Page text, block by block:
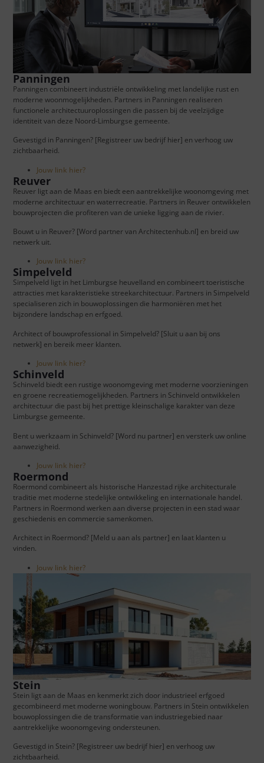
Panningen
Panningen combineert industriële ontwikkeling met landelijke rust en
moderne woonmogelijkheden. Partners in Panningen realiseren
functionele architectuuroplossingen die passen bij de veelzijdige
identiteit van deze Noord-Limburgse gemeente.
Gevestigd in Panningen? [Registreer uw bedrijf hier] en verhoog uw
zichtbaarheid.
Jouw link hier?
Reuver
Reuver ligt aan de Maas en biedt een aantrekkelijke woonomgeving met
moderne architectuur en waterrecreatie. Partners in Reuver ontwikkelen
bouwprojecten die profiteren van de unieke ligging aan de rivier.
Bouwt u in Reuver? [Word partner van Architectenhub.nl] en breid uw
netwerk uit.
Jouw link hier?
Roermond
Roermond combineert als historische Hanzestad rijke architecturale
traditie met moderne stedelijke ontwikkeling en internationale handel.
Partners in Roermond werken aan diverse projecten in een stad waar
geschiedenis en commercie samenkomen.
Architect in Roermond? [Meld u aan als partner] en laat klanten u
vinden.
Jouw link hier?
Schinveld
Schinveld biedt een rustige woonomgeving met moderne voorzieningen
en groene recreatiemogelijkheden. Partners in Schinveld ontwikkelen
architectuur die past bij het prettige kleinschalige karakter van deze
Limburgse gemeente.
Bent u werkzaam in Schinveld? [Word nu partner] en versterk uw online
aanwezigheid.
Jouw link hier?
Simpelveld
Simpelveld ligt in het Limburgse heuvelland en combineert toeristische
attracties met karakteristieke streekarchitectuur. Partners in Simpelveld
specialiseren zich in bouwoplossingen die harmoniëren met het
bijzondere landschap en erfgoed.
Architect of bouwprofessional in Simpelveld? [Sluit u aan bij ons
netwerk] en bereik meer klanten.
Jouw link hier?
Stein
Stein ligt aan de Maas en kenmerkt zich door industrieel erfgoed
gecombineerd met moderne woningbouw. Partners in Stein ontwikkelen
bouwoplossingen die de transformatie van industriegebied naar
aantrekkelijke woonomgeving ondersteunen.
Gevestigd in Stein? [Registreer uw bedrijf hier] en verhoog uw
zichtbaarheid.